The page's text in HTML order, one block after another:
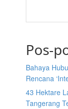
Pos-
Bahaya
Rencana
43 Hektare
Tangerang